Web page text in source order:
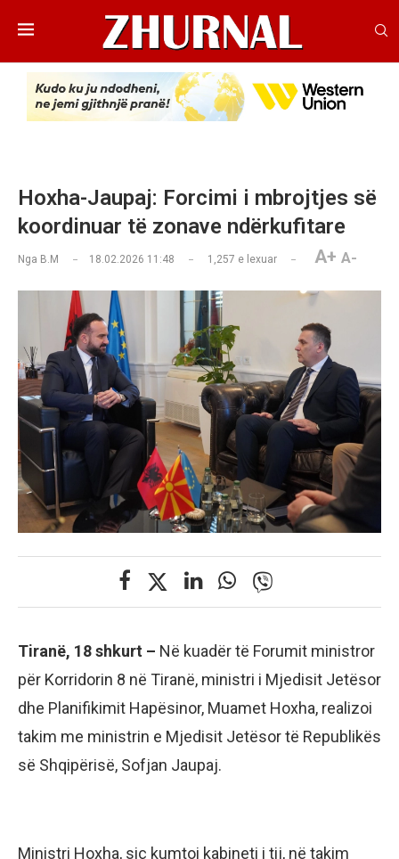
Hoxha-Jaupaj: Forcimi i mbrojtjes së
koordinuar të zonave ndërkufitare
Nga B.M 18.02.2026 11:48 1,257 e lexuar A+ A-
Tiranë, 18 shkurt – Në kuadër të Forumit ministror
për Korridorin 8 në Tiranë, ministri i Mjedisit Jetësor
dhe Planifikimit Hapësinor, Muamet Hoxha, realizoi
takim me ministrin e Mjedisit Jetësor të Republikës
së Shqipërisë, Sofjan Jaupaj.
Ministri Hoxha, siç kumtoi kabineti i tij, në takim